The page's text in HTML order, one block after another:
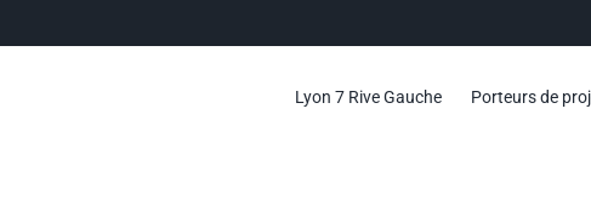
Lyon 7 Rive Gauche Porteurs de